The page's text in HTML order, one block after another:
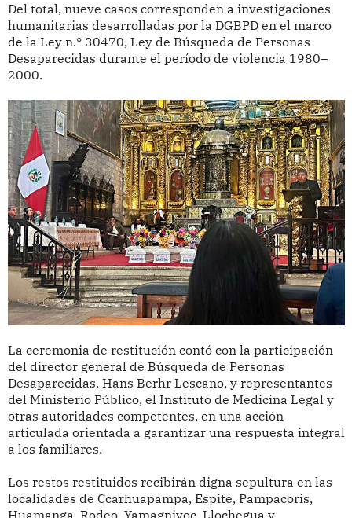
Del total, nueve casos corresponden a investigaciones
humanitarias desarrolladas por la DGBPD en el marco
de la Ley n.° 30470, Ley de Búsqueda de Personas
Desaparecidas durante el período de violencia 1980–
2000.
La ceremonia de restitución contó con la participación
del director general de Búsqueda de Personas
Desaparecidas, Hans Berhr Lescano, y representantes
del Ministerio Público, el Instituto de Medicina Legal y
otras autoridades competentes, en una acción
articulada orientada a garantizar una respuesta integral
a los familiares.
Los restos restituidos recibirán digna sepultura en las
localidades de Ccarhuapampa, Espite, Pampacoris,
Huamanga, Rodeo, Yamagniyoc, Llochegua y